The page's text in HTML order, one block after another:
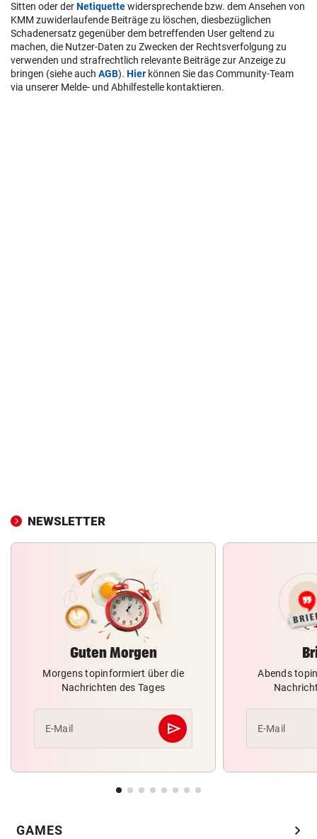
Sitten oder derNetiquettewidersprechende bzw. dem Ansehen von
KMM zuwiderlaufende Beiträge zu löschen, diesbezüglichen
Schadenersatz gegenüber dem betreffenden User geltend zu
machen, die Nutzer-Daten zu Zwecken der Rechtsverfolgung zu
verwenden und strafrechtlich relevante Beiträge zur Anzeige zu
bringen (siehe auch AGB). Hier können Sie das Community-Team
via unserer Melde- und Abhilfestelle kontaktieren.
NEWSLETTER
Guten Morgen
Morgens topinformiert über die
Nachrichten des Tages
E-Mail send
Abschicken
Abends
E-Mail
GAMES chevron_right